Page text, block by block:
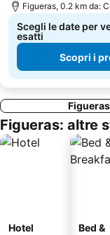
Figueras, 0.2 km da:
Scegli le date per
esatti
Scopri i
Figueras: altre
Hotel
Bed &